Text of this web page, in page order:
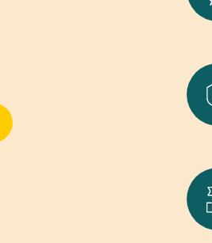
РФ т1 под ред. Панченко П.Н. Н.
РФ от 25 апреля 1995 г. №5 «о
собственности » Бюллетень